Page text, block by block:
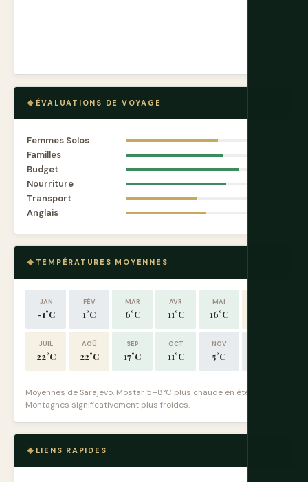
ÉVALUATIONS DE VOYAGE
Femmes Solos
Familles
Budget
Nourriture
Transport
Anglais
TEMPÉRATURES MOYENNES
JAN
-1°C
FÉV
1°C
MAR
6°C
AVR
11°C
MAI
16°C
JUIL
22°C
AOÛ
22°C
SEP
17°C
OCT
11°C
NOV
5°C
Moyennes de Sarajevo. Mostar 5–8°C plus chaude en été.
Montagnes significativement plus froides.
LIENS RAPIDES